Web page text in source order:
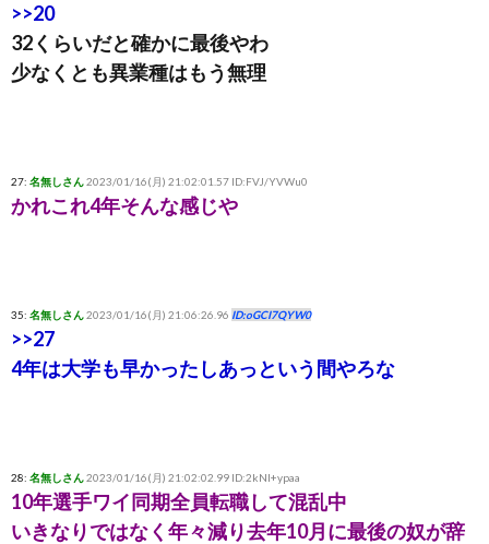
>>20
32くらいだと確かに最後やわ
少なくとも異業種はもう無理
27: 名無しさん2023/01/16(月) 21:02:01.57 ID:FVJ/YVWu0
かれこれ4年そんな感じや
35: 名無しさん2023/01/16(月) 21:06:26.96 ID:oGCI7QYW0
>>27
4年は大学も早かったしあっという間やろな
28: 名無しさん2023/01/16(月) 21:02:02.99 ID:2kNI+ypaa
10年選手ワイ同期全員転職して混乱中
いきなりではなく年々減り去年10月に最後の奴が辞